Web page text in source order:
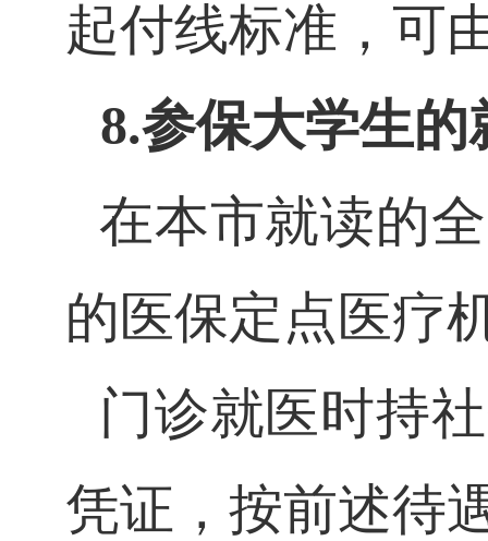
起付线标准，可
8.参保大学生
在本市就读的
的医保定点医疗
门诊就医时持
凭证，按前述待